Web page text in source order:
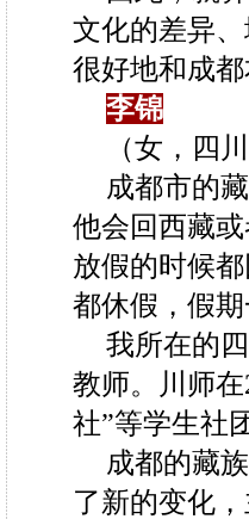
文化的差异
很好地和成
李锦
（女，四
成都市的
他会回西藏
放假的时候
都休假，假
我所在的
教师。川师
社”等学生社
成都的藏
了新的变化